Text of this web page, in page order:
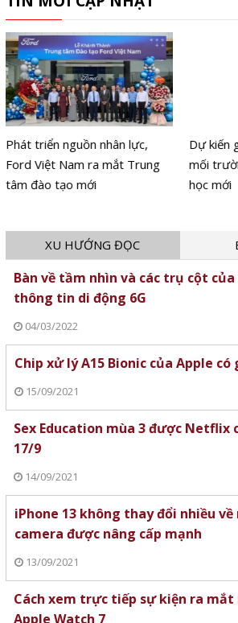
Phát triển nguồn nhân lực,
Ford Việt Nam ra mắt Trung
tâm đào tạo mới
Dự kiến
mối
học mới
XU HƯỚNG ĐỌC
Bàn về tầm nhìn và các trụ cột
thông tin di động 6G
04/03/2022
Chip xử lý A15 Bionic của Apple có
15/09/2021
Sex Education mùa 3 được Netflix
17/9
14/09/2021
iPhone 13 không thay đổi nhiều
camera được nâng cấp mạnh
13/09/2021
Cách xem trực tiếp sự kiện ra mắt
Apple Watch 7